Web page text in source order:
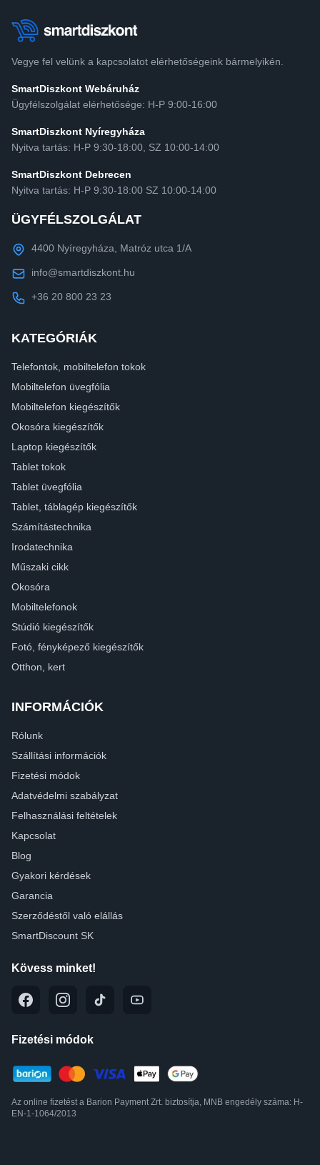
Vegye fel velünk a kapcsolatot elérhetőségeink bármelyikén.
SmartDiszkont Webáruház
Ügyfélszolgálat elérhetősége: H-P 9:00-16:00
SmartDiszkont Nyíregyháza
Nyitva tartás: H-P 9:30-18:00, SZ 10:00-14:00
SmartDiszkont Debrecen
Nyitva tartás: H-P 9:30-18:00 SZ 10:00-14:00
ÜGYFÉLSZOLGÁLAT
4400 Nyíregyháza, Matróz utca 1/A
info@smartdiszkont.hu
+36 20 800 23 23
KATEGÓRIÁK
Telefontok, mobiltelefon tokok
Mobiltelefon üvegfólia
Mobiltelefon kiegészítők
Okosóra kiegészítők
Laptop kiegészítők
Tablet tokok
Tablet üvegfólia
Tablet, táblagép kiegészítők
Számítástechnika
Irodatechnika
Műszaki cikk
Okosóra
Mobiltelefonok
Stúdió kiegészítők
Fotó, fényképező kiegészítők
Otthon, kert
INFORMÁCIÓK
Rólunk
Szállítási információk
Fizetési módok
Adatvédelmi szabályzat
Felhasználási feltételek
Kapcsolat
Blog
Gyakori kérdések
Garancia
Szerződéstől való elállás
SmartDiscount SK
Kövess minket!
Fizetési módok
Az online fizetést a Barion Payment Zrt. biztosítja, MNB engedély száma: H-
EN-1-1064/2013